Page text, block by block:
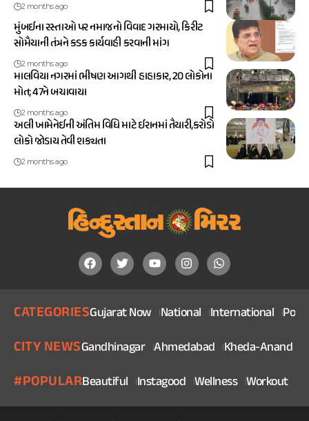
2 months ago
મુંબઈના રસ્તાઓ પર નમાજનો વિવાદ ગરમાયો, કિરીટ
સોમૈયાની તંત્રને કડક કાર્યવાહી કરવાની માંગ
2 months ago
માલવિયા નગરમાં ભીષણ આગથી હાહાકાર, 20 લોકોના
મોત; 47ને બચાવાયા
2 months ago
અલી ખામેનેઈની અંતિમ વિધિ માટે ઈરાનમાં તૈયારી,કરોડો
લોકો જોડાય તેવી શક્યતા
2 months ago
CATEGORIESGujarat Now National International
CITY NEWSGandhinagar Ahmedabad Kheda-Anand
#POPULARBeautiful Instagood Wellness Workout